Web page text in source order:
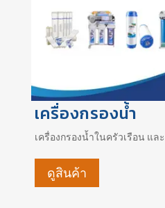
เครื่องกรองน้ำ
เครื่องกรองน้ำในครัวเรือน แล
ดูสินค้า